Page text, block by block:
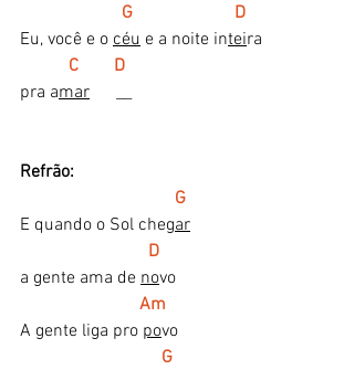
G                       D
Eu, você e o céu e a noite inteira
     C        D
pra amar
Refrão:
G
E quando o Sol chegar
    D
a gente ama de novo
     Am
A gente liga pro povo
    G